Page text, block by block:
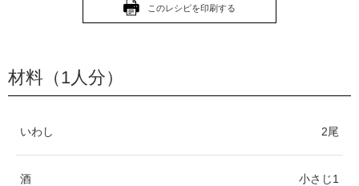
このレシピを印刷する
材料（1人分）
いわし 2尾
酒 小さじ1